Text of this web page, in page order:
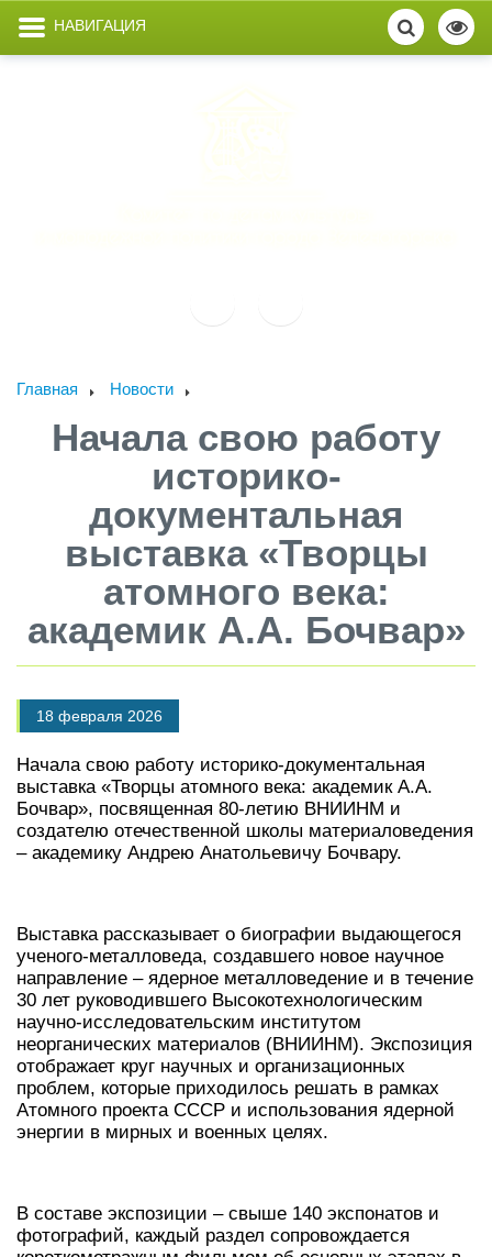
НАВИГАЦИЯ
Главная Новости
Начала свою работу
историко-
документальная
выставка «Творцы
атомного века:
академик А.А. Бочвар»
18 февраля 2026
Начала свою работу историко-документальная
выставка «Творцы атомного века: академик А.А.
Бочвар», посвященная 80-летию ВНИИНМ и
создателю отечественной школы материаловедения
– академику Андрею Анатольевичу Бочвару.
Выставка рассказывает о биографии выдающегося
ученого-металловеда, создавшего новое научное
направление – ядерное металловедение и в течение
30 лет руководившего Высокотехнологическим
научно-исследовательским институтом
неорганических материалов (ВНИИНМ). Экспозиция
отображает круг научных и организационных
проблем, которые приходилось решать в рамках
Атомного проекта СССР и использования ядерной
энергии в мирных и военных целях.
В составе экспозиции – свыше 140 экспонатов и
фотографий, каждый раздел сопровождается